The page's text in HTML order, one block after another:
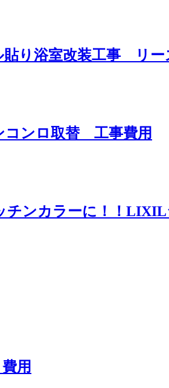
り浴室改装工事 リー
ンロ取替 工事費用
チンカラーに！！LIXIL
用